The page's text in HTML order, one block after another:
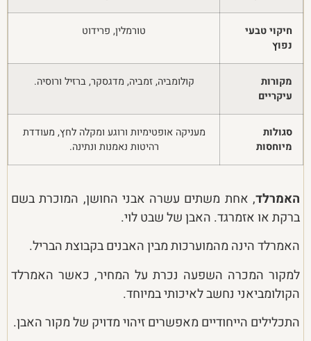
חיקוי טבעי
נפוץ
טורמלין, פרידוט
מקורות
עיקריים
קולומביה, זמביה, מדגסקר, ברזיל ורוסיה.
סגולות
מיוחסות
מעניקה אופטימיות ורוגע ומקלה לחץ, מעודדת
רהיטות נאמנות ונתינה.
האמרלד, אחת משתים עשרה אבני החושן, המוכרת בשם
ברקת או אזמרגד. האבן של שבט לוי.
האמרלד הינה מהמוערכות מבין האבנים בקבוצת הבריל.
למקור המכרה השפעה נכרת על המחיר, כאשר האמרלד
הקולומביאני נחשב לאיכותי במיוחד.
התכלילים הייחודיים מאפשרים זיהוי מדויק של מקור האבן.